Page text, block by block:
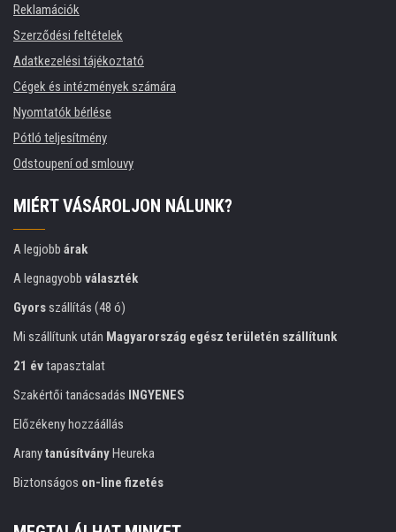
Reklamációk
Szerződési feltételek
Adatkezelési tájékoztató
Cégek és intézmények számára
Nyomtatók bérlése
Pótló teljesítmény
Odstoupení od smlouvy
MIÉRT VÁSÁROLJON NÁLUNK?
A legjobb árak
A legnagyobb választék
Gyorsszállítás (48 ó)
Mi szállítunk után Magyarország egész területén szállítunk
21 évtapasztalat
Szakértői tanácsadás INGYENES
Előzékeny hozzáállás
AranytanúsítványHeureka
Biztonságos on-line fizetés